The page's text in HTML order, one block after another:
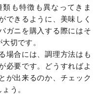
も特徴も異なってきま
できるように、美味しく
ガニを購入する際にはそ
切です。
場合には、調理方法はも
必要です。どうすればよ
が出来るのか、チェック
う。